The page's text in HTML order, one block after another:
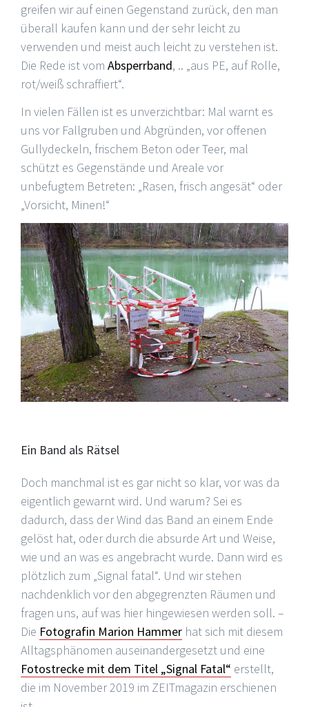
greifen wir auf einen Gegenstand zurück, den man
überall kaufen kann und der sehr leicht zu
verwenden und meist auch leicht zu verstehen ist.
Die Rede ist vom Absperrband, .. „aus PE, auf Rolle,
rot/weiß schraffiert“.
In vielen Fällen ist es unverzichtbar: Mal warnt es
uns vor Fallgruben und Abgründen, vor offenen
Gullydeckeln, frischem Beton oder Teer, mal
schützt es Gegenstände und Areale vor
unbefugtem Betreten: „Rasen, frisch angesät“ oder
„Vorsicht, Minen!“
Ein Band als Rätsel
Doch manchmal ist es gar nicht so klar, vor was da
eigentlich gewarnt wird. Und warum? Sei es
dadurch, dass der Wind das Band an einem Ende
gelöst hat, oder durch die absurde Art und Weise,
wie und an was es angebracht wurde. Dann wird es
plötzlich zum „Signal fatal“. Und wir stehen
nachdenklich vor den abgegrenzten Räumen und
fragen uns, auf was hier hingewiesen werden soll. –
Die Fotografin Marion Hammer hat sich mit diesem
Alltagsphänomen auseinandergesetzt und eine
Fotostrecke mit dem Titel „Signal Fatal“ erstellt,
die im November 2019 im ZEITmagazin erschienen